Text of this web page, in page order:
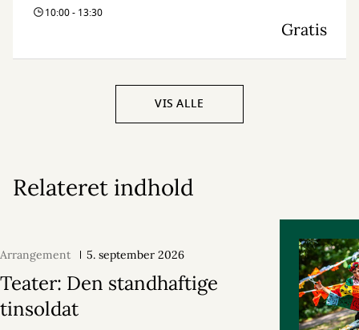
10:00 - 13:30
Gratis
VIS ALLE
Relateret indhold
Arrangement 5. september 2026
Teater: Den standhaftige
tinsoldat